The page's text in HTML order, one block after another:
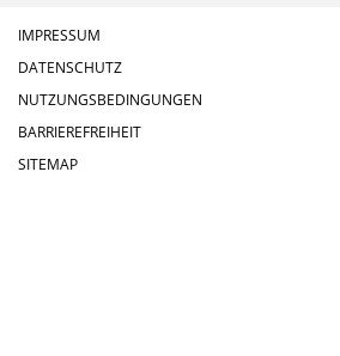
IMPRESSUM
DATENSCHUTZ
NUTZUNGSBEDINGUNGEN
BARRIEREFREIHEIT
SITEMAP